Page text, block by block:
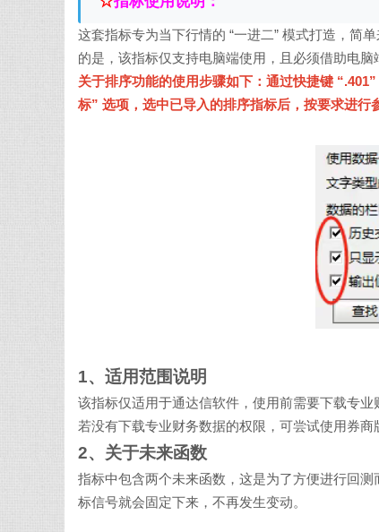
这套指标专为当下行情的 “一进二” 模式打造，简
的是，该指标仅支持电脑端使用，且必须借助电
关于排序功能的使用步骤如下：通过快捷键
标” 选项，选中已导入的排序指标后，按要求进行
1、适用范围说明
该指标仅适用于通达信软件，使用前需要下载专
若没有下载专业财务数据的权限，可尝试使用券
2、关于未来函数
指标中包含两个未来函数，这是为了方便进行回
标信号就会固定下来，不再发生变动。